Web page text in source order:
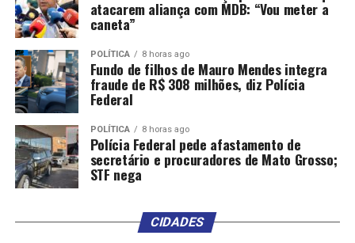
atacarem aliança com MDB: “Vou meter a
caneta”
POLÍTICA 8 horas ago
Fundo de filhos de Mauro Mendes integra
fraude de R$ 308 milhões, diz Polícia
Federal
POLÍTICA 8 horas ago
Polícia Federal pede afastamento de
secretário e procuradores de Mato Grosso;
STF nega
CIDADES